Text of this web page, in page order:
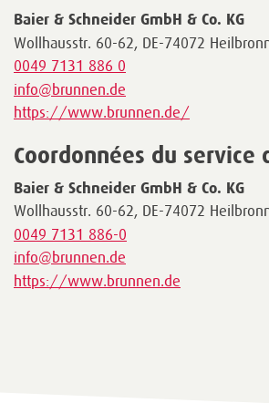
Baier & Schneider GmbH & Co. KG
Wollhausstr. 60-62, DE-74072
0049 7131 886 0
info@brunnen.de
https://www.brunnen.de/
Coordonnées du service
Baier & Schneider GmbH & Co. KG
Wollhausstr. 60-62, DE-74072
0049 7131 886-0
info@brunnen.de
https://www.brunnen.de